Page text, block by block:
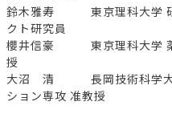
鈴木雅寿 東京理科大学 研
クト研究員
櫻井信豪 東京理科大学 薬
授
大沼 清 長岡技術科学大学
ション専攻 准教授